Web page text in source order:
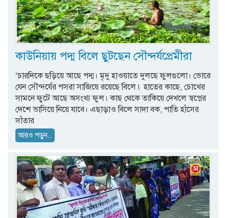
কাউনিয়ায় পদ্ম বিলে ছুটছেন সৌন্দর্যপ্রেমীরা
‘চারদিকে ছড়িয়ে আছে পদ্ম। মৃদু হাওয়াতে দুলছে ফুলগুলো। ভোরে
যেন সৌন্দর্যের পসরা সাজিয়ে রয়েছে বিলে ৷ হাতের কাছে, চোখের
সামনে ফুটে আছে অসংখ্য ফুল। কাছ থেকে তাকিয়ে দেখলে স্বপ্নের
দেশে ভাসিয়ে নিয়ে যাবে। এছাড়াও বিলে সাদা বক, পাতি হাঁসের
সাঁতার
আরও পড়ুন...